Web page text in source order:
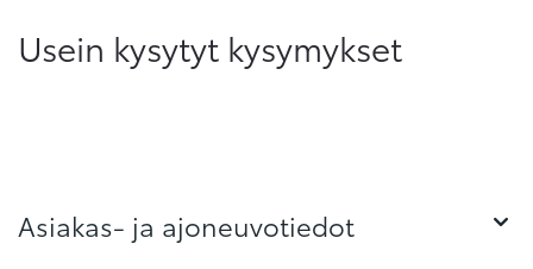
Usein kysytyt kysymykset
Asiakas- ja ajoneuvotiedot